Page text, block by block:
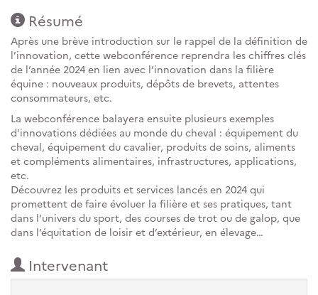
Résumé
Après une brève introduction sur le rappel de la définition de
l’innovation, cette webconférence reprendra les chiffres clés
de l’année 2024 en lien avec l’innovation dans la filière
équine : nouveaux produits, dépôts de brevets, attentes
consommateurs, etc.
La webconférence balayera ensuite plusieurs exemples
d’innovations dédiées au monde du cheval : équipement du
cheval, équipement du cavalier, produits de soins, aliments
et compléments alimentaires, infrastructures, applications,
etc.
Découvrez les produits et services lancés en 2024 qui
promettent de faire évoluer la filière et ses pratiques, tant
dans l’univers du sport, des courses de trot ou de galop, que
dans l’équitation de loisir et d’extérieur, en élevage…
Intervenant